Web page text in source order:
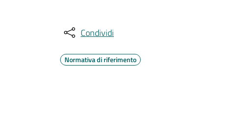
Condividi
Normativa di riferimento